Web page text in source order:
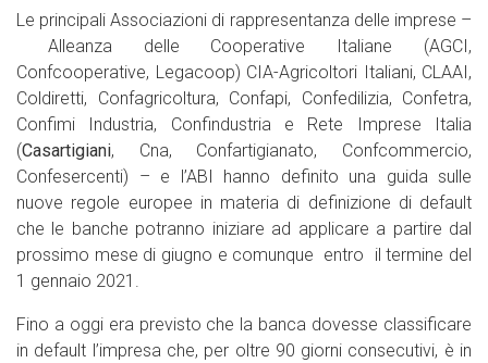
Le principali Associazioni di rappresentanza delle imprese –
Alleanza delle Cooperative Italiane (AGCI,
Confcooperative, Legacoop) CIA-Agricoltori Italiani, CLAAI,
Coldiretti, Confagricoltura, Confapi, Confedilizia, Confetra,
Confimi Industria, Confindustria e Rete Imprese Italia
(Casartigiani, Cna, Confartigianato, Confcommercio,
Confesercenti) – e l’ABI hanno definito una guida sulle
nuove regole europee in materia di definizione di default
che le banche potranno iniziare ad applicare a partire dal
prossimo mese di giugno e comunque entro il termine del
1 gennaio 2021.
Fino a oggi era previsto che la banca dovesse classificare
in default l’impresa che, per oltre 90 giorni consecutivi, è in